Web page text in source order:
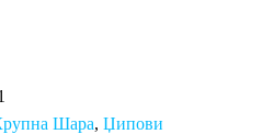
Шара, Џипови